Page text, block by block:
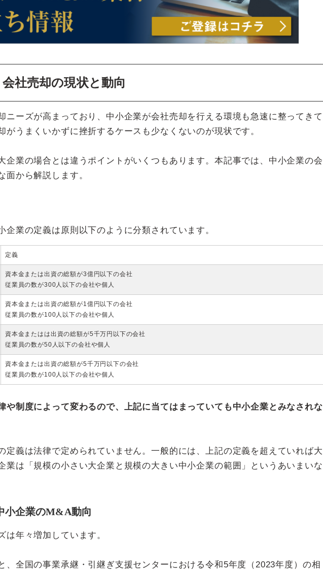
社売却の現状と動向
ニーズが高まっており、中小企業が会社売却を行える環境も急速に整ってきて
がうまくいかずに挫折するケースも少なくないのが現状です。
企業の場合とは違うポイントがいくつもあります。本記事では、中小企業の会
面から解説します。
企業の定義は原則以下のように分類されています。
定義
資本金または出資の総額が3億円以下の会社
従業員の数が300人以下の会社や個人
資本金または出資の総額が1億円以下の会社
従業員の数が100人以下の会社や個人
資本金またはは出資の総額が5千万円以下の会社
従業員の数が50人以下の会社や個人
資本金または出資の総額が5千万円以下の会社
従業員の数が100人以下の会社や個人
や制度によって変わるので、上記に当てはまっていても中小企業とみなされな
定義は法律で定められていません。一般的には、上記の定義を超えていれば大
業は「規模の小さい大企業と規模の大きい中小企業の範囲」というあいまいな
小企業のM&A動向
は年々増加しています。
、全国の事業承継・引継ぎ支援センターにおける令和5年度（2023年度）の相